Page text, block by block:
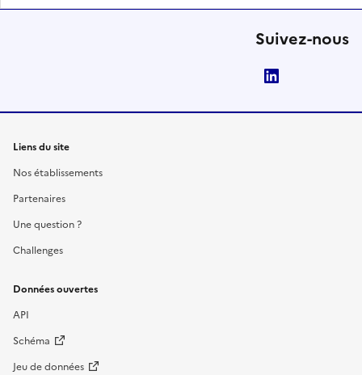
Suivez-nous
Liens du site
Nos établissements
Partenaires
Une question ?
Challenges
Données ouvertes
API
Schéma
Jeu de données